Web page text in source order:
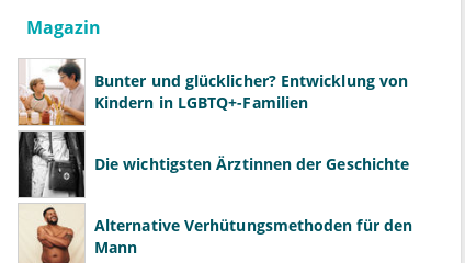
Magazin
Bunter und glücklicher? Entwicklung von
Kindern in LGBTQ+-Familien
Die wichtigsten Ärztinnen der Geschichte
Alternative Verhütungsmethoden für den
Mann